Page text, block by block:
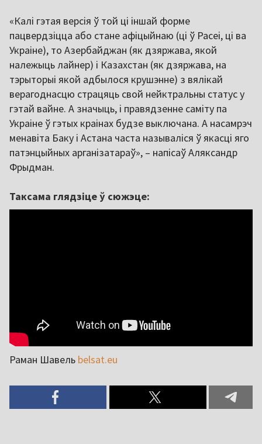
«Калі гэтая версія ў той ці іншай форме
пацвердзіцца або стане афіцыйнаю (ці ў Расеі, ці ва
Украіне), то Азербайджан (як дзяржава, якой
належыць лайнер) і Казахстан (як дзяржава, на
тэрыторыі якой адбылося крушэнне) з вялікай
верагоднасцю страцяць свой нейктральны статус у
гэтай вайне. А значыць, і правядзенне саміту па
Украіне ў гэтых краінах будзе выключана. А насамрэч
менавіта Баку і Астана часта называліся ў якасці яго
патэнцыйных арганізатараў», – напісаў Аляксандр
Фрыдман.
Таксама глядзіце ў сюжэце:
Раман Шавель belsat.eu